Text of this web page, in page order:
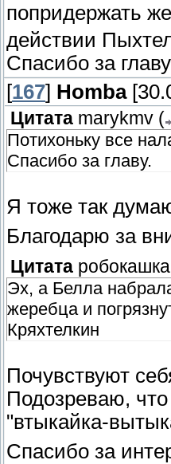
попридержать
действии
Спасибо за главу
[167] Homba
Цитата marykmv (
Потихоньку все
Спасибо за главу.
Я тоже так
Благодарю за
Цитата робокашка
Эх, а Белла
жеребца и
Кряхтелкин
Почувствуют
Подозреваю,
"втыкайка-
Спасибо за